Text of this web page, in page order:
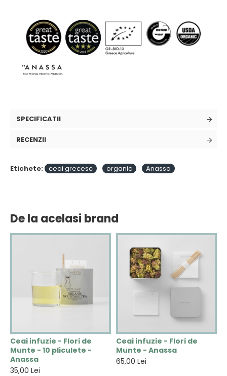
SPECIFICATII
RECENZII
Etichete: ceai grecesc organic Anassa
De la acelasi brand
Ceai infuzie - Flori de
Munte - 10 pliculete -
Anassa
35,00 Lei
Ceai infuzie - Flori de
Munte - Anassa
65,00 Lei